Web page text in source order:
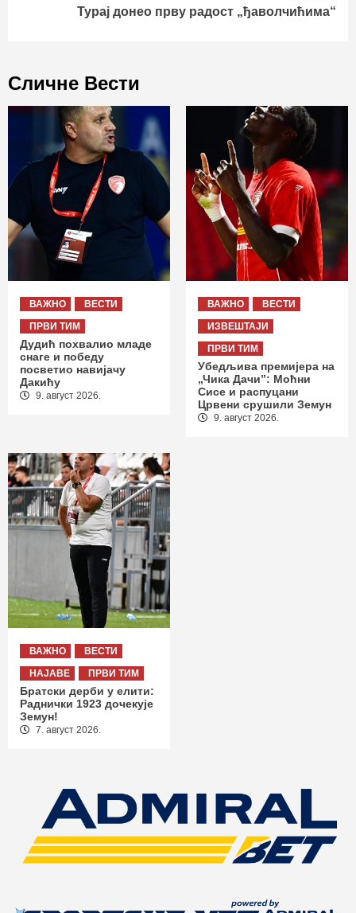
Турај донео прву радост „ђаволчићима“
Сличне Вести
ВАЖНО
ВЕСТИ
ПРВИ ТИМ
Дудић похвалио младе
снаге и победу
посветио навијачу
Дакићу
9. август 2026.
ВАЖНО
ВЕСТИ
ИЗВЕШТАЈИ
ПРВИ ТИМ
Убедљива премијера на
„Чика Дачи”: Моћни
Сисе и распуцани
Црвени срушили Земун
9. август 2026.
ВАЖНО
ВЕСТИ
НАЈАВЕ
ПРВИ ТИМ
Братски дерби у елити:
Раднички 1923 дочекује
Земун!
7. август 2026.